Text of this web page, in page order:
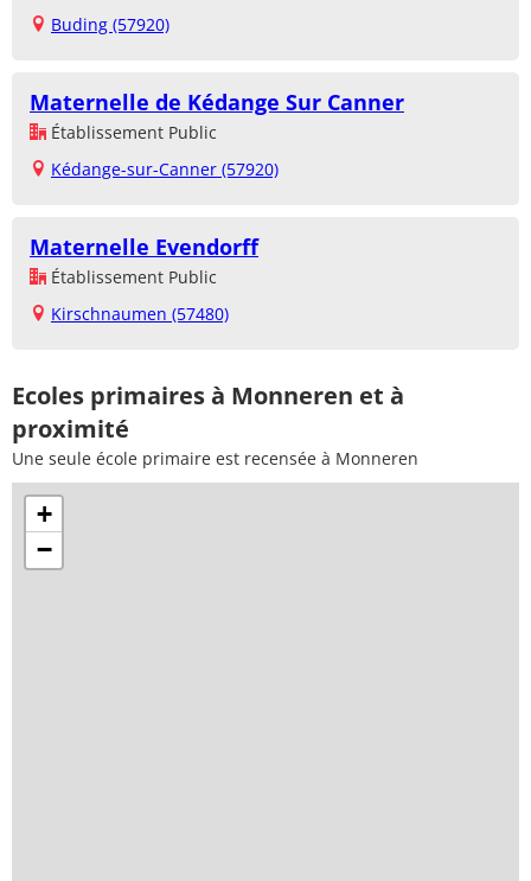
Buding (57920)
Maternelle de Kédange Sur Canner
Établissement Public
Kédange-sur-Canner (57920)
Maternelle Evendorff
Établissement Public
Kirschnaumen (57480)
Ecoles primaires à Monneren et à
proximité
Une seule école primaire est recensée à Monneren
+
−